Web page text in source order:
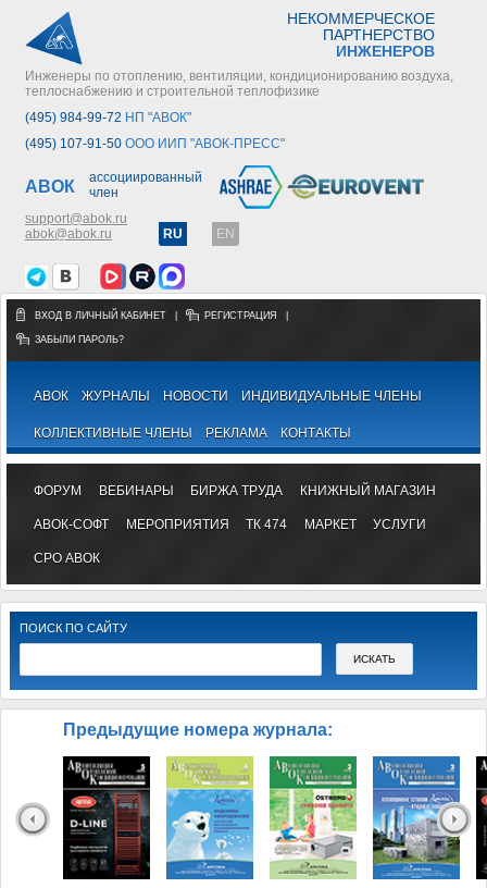
НЕКОММЕРЧЕСКОЕ
ПАРТНЕРСТВО
ИНЖЕНЕРОВ
Инженеры по отоплению, вентиляции, кондиционированию воздуха,
теплоснабжению и строительной теплофизике
(495) 984-99-72 НП "АВОК"
(495) 107-91-50 ООО ИИП "АВОК-ПРЕСС"
АВОК
ассоциированный
член
support@abok.ru
abok@abok.ru
RU EN
ВХОД В ЛИЧНЫЙ КАБИНЕТ РЕГИСТРАЦИЯ
ЗАБЫЛИ ПАРОЛЬ?
АВОК ЖУРНАЛЫ НОВОСТИ ИНДИВИДУАЛЬНЫЕ ЧЛЕНЫ
КОЛЛЕКТИВНЫЕ ЧЛЕНЫ РЕКЛАМА КОНТАКТЫ
ФОРУМ ВЕБИНАРЫ БИРЖА ТРУДА КНИЖНЫЙ МАГАЗИН
АВОК-СОФТ МЕРОПРИЯТИЯ ТК 474 МАРКЕТ УСЛУГИ
СРО АВОК
ПОИСК ПО САЙТУ
Предыдущие номера журнала: